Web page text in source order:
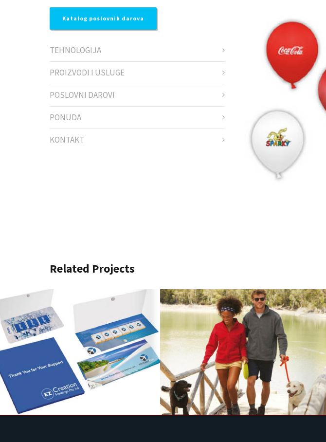
Katalog poslovnih darova
TEHNOLOGIJA
PROIZVODI I USLUGE
POSLOVNI DAROVI
PONUDA
KONTAKT
Related Projects